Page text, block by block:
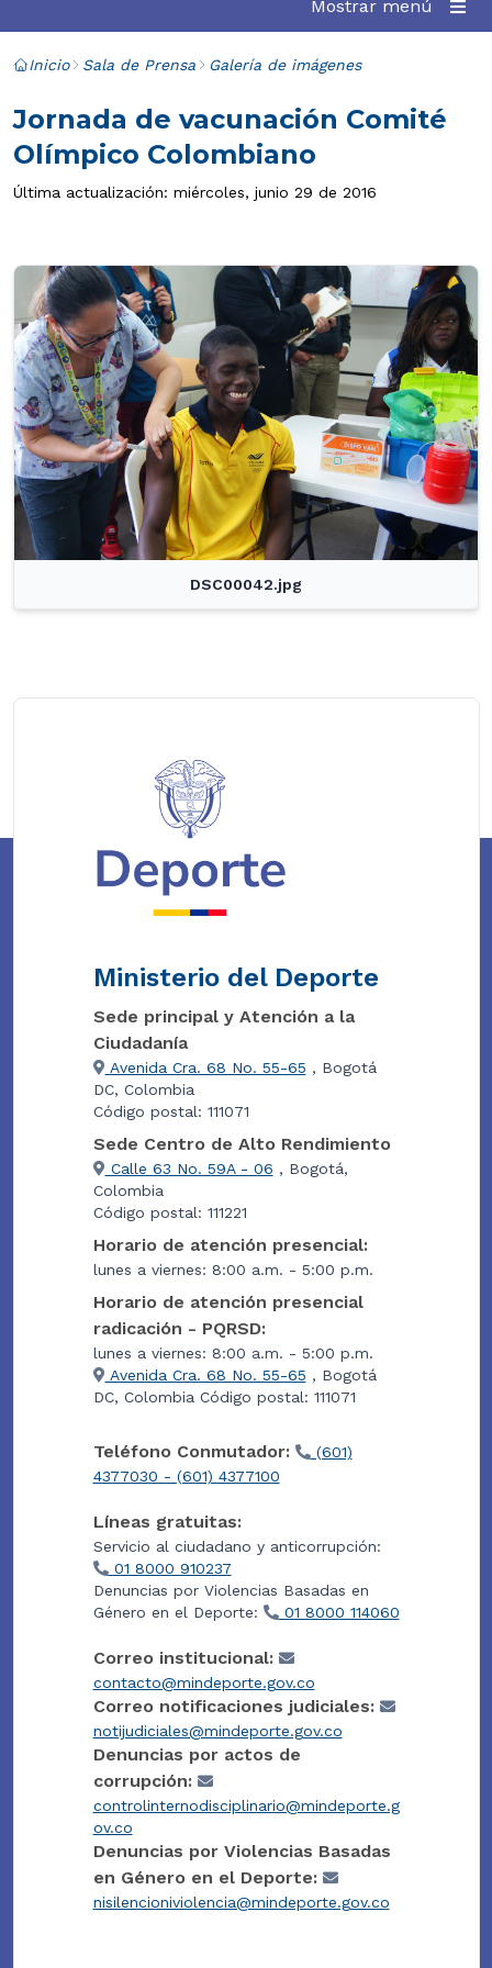
Mostrar menú
Inicio Sala de Prensa Galería de imágenes
Jornada de vacunación Comité
Olímpico Colombiano
Última actualización: miércoles, junio 29 de 2016
DSC00042.jpg
Ministerio del Deporte
Sede principal y Atención a la
Ciudadanía
Avenida Cra. 68 No. 55-65 , Bogotá
DC, Colombia
Código postal: 111071
Sede Centro de Alto Rendimiento
Calle 63 No. 59A - 06 , Bogotá,
Colombia
Código postal: 111221
Horario de atención presencial:
lunes a viernes: 8:00 a.m. - 5:00 p.m.
Horario de atención presencial
radicación - PQRSD:
lunes a viernes: 8:00 a.m. - 5:00 p.m.
Avenida Cra. 68 No. 55-65 , Bogotá
DC, Colombia Código postal: 111071
Teléfono Conmutador:
(601)
4377030 - (601) 4377100
Líneas gratuitas:
Servicio al ciudadano y anticorrupción:
01 8000 910237
Denuncias por Violencias Basadas en
Género en el Deporte:
01 8000 114060
Correo institucional:
contacto@mindeporte.gov.co
Correo notificaciones judiciales:
notijudiciales@mindeporte.gov.co
Denuncias por actos de
corrupción:
controlinternodisciplinario@mindeporte.g
ov.co
Denuncias por Violencias Basadas
en Género en el Deporte:
nisilencioniviolencia@mindeporte.gov.co